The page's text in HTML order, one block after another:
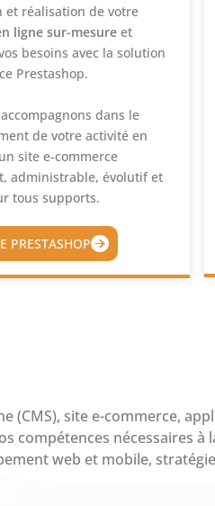
et réalisation de votre
ligne sur-mesure et
besoins avec la solution
Prestashop.
dans le
de votre activité en
site e-commerce
administrable, évolutif et
tous supports.
PRESTASHOP
(CMS), site e-commerce,
compétences nécessaires à
web et mobile,